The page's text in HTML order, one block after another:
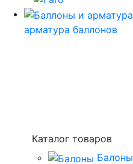
арматура баллонов
Каталог товаров
Балоны